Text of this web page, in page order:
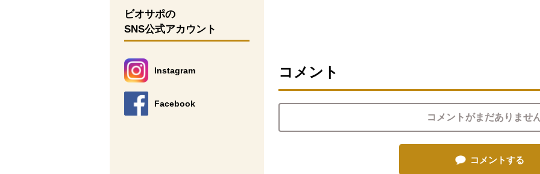
ビオサポの
SNS公式アカウント
Instagram
別のウィンドウで開きます。
Facebook
別のウィンドウで開きます。
コメント
コメントがまだありません
コメントする